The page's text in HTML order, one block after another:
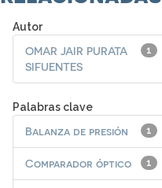
Autor
1
OMAR JAIR PURATA
SIFUENTES
Palabras clave
1
Balanza de presión
1
Comparador óptico